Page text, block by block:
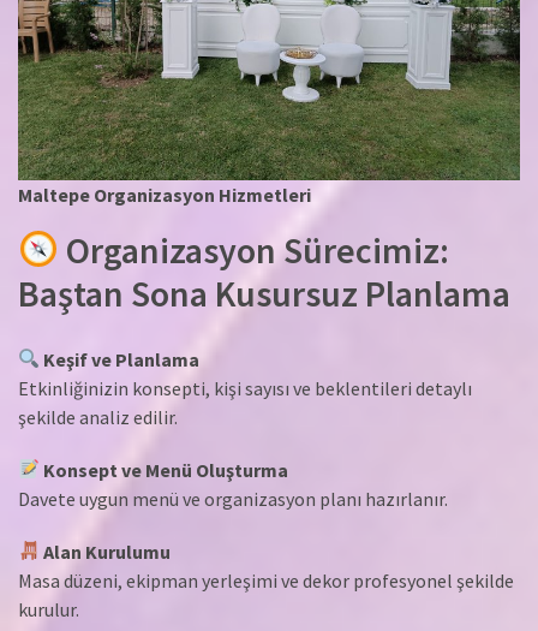
Maltepe Organizasyon Hizmetleri
Organizasyon Sürecimiz:
Baştan Sona Kusursuz Planlama
Keşif ve Planlama
Etkinliğinizin konsepti, kişi sayısı ve beklentileri detaylı
şekilde analiz edilir.
Konsept ve Menü Oluşturma
Davete uygun menü ve organizasyon planı hazırlanır.
Alan Kurulumu
Masa düzeni, ekipman yerleşimi ve dekor profesyonel şekilde
kurulur.